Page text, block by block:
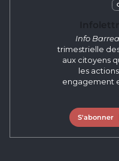
Info
trimestrielle
aux citoyens
les
engagement
S'abonner